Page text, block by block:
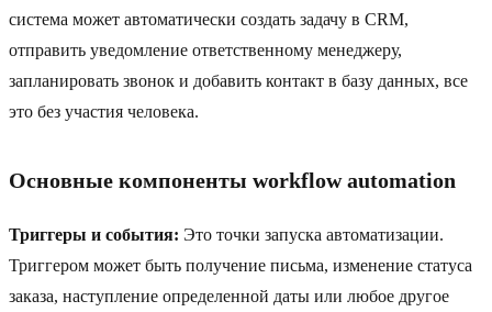
система может автоматически создать задачу в CRM,
отправить уведомление ответственному менеджеру,
запланировать звонок и добавить контакт в базу данных, все
это без участия человека.
Основные компоненты workflow automation
Триггеры и события: Это точки запуска автоматизации.
Триггером может быть получение письма, изменение статуса
заказа, наступление определенной даты или любое другое